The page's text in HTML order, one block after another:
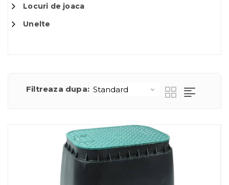
Locuri de joaca
Unelte
Filtreaza dupa: